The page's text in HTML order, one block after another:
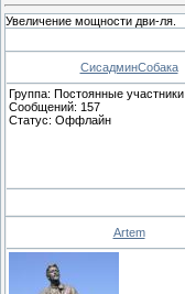
Увеличение мощности дви-ля.
СисадминСобака
Группа: Постоянные участники
Сообщений: 157
Статус: Оффлайн
Artem